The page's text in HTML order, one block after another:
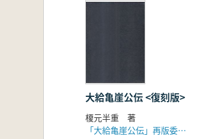
大給亀崖公伝 <復刻版>
榎元半重 著
「大給亀崖公伝」再版委員会